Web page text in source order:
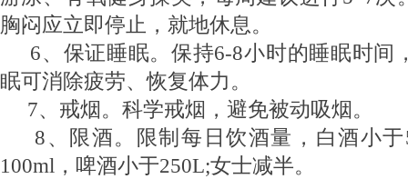
胸闷应立即停止，就地休息。
6、保证睡眠。保持6-8小时的睡眠时间
眠可消除疲劳、恢复体力。
7、戒烟。科学戒烟，避免被动吸烟。
8、限酒。限制每日饮酒量，白酒小
100ml，啤酒小于250L;女士减半。